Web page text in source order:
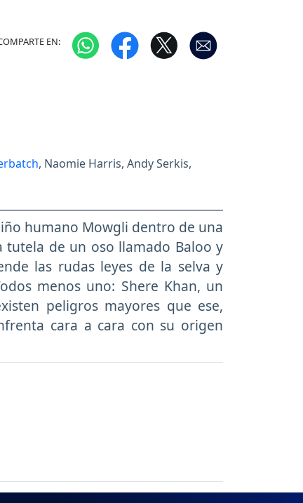
EN:
, Naomie Harris, Andy Serkis,
humano Mowgli dentro de una
tutela de un oso llamado Baloo y
las rudas leyes de la selva y
menos uno: Shere Khan, un
peligros mayores que ese,
cara a cara con su origen